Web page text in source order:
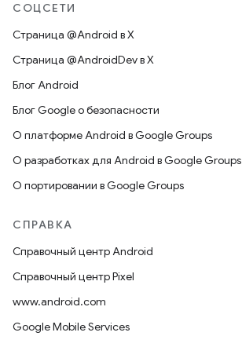
СОЦСЕТИ
Страница @Android в X
Страница @AndroidDev в X
Блог Android
Блог Google о безопасности
О платформе Android в Google Groups
О разработках для Android в Google Groups
О портировании в Google Groups
СПРАВКА
Справочный центр Android
Справочный центр Pixel
www.android.com
Google Mobile Services